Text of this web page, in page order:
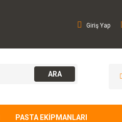
Giriş Yap
ARA
PASTA EKİPMANLARI